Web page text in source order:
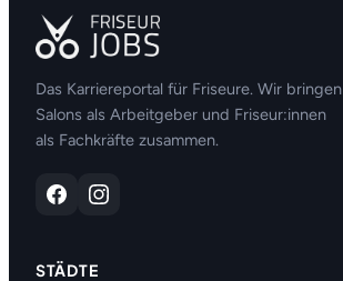
Das Karriereportal für Friseure. Wir bringen
Salons als Arbeitgeber und Friseur:innen
als Fachkräfte zusammen.
STÄDTE